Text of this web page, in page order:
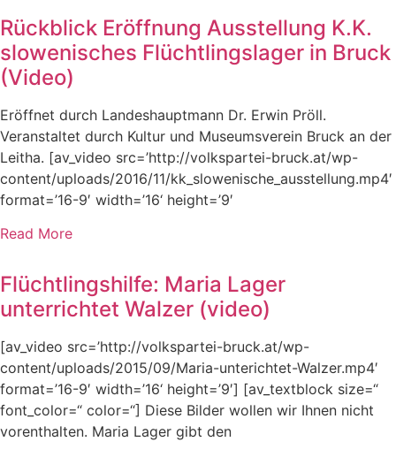
Rückblick Eröffnung Ausstellung K.K.
slowenisches Flüchtlingslager in Bruck
(Video)
Eröffnet durch Landeshauptmann Dr. Erwin Pröll.
Veranstaltet durch Kultur und Museumsverein Bruck an der
Leitha. [av_video src=’http://volkspartei-bruck.at/wp-
content/uploads/2016/11/kk_slowenische_ausstellung.mp4′
format=’16-9′ width=’16‘ height=’9′
Read More
Flüchtlingshilfe: Maria Lager
unterrichtet Walzer (video)
[av_video src=’http://volkspartei-bruck.at/wp-
content/uploads/2015/09/Maria-unterichtet-Walzer.mp4′
format=’16-9′ width=’16‘ height=’9′] [av_textblock size=“
font_color=“ color=“] Diese Bilder wollen wir Ihnen nicht
vorenthalten. Maria Lager gibt den